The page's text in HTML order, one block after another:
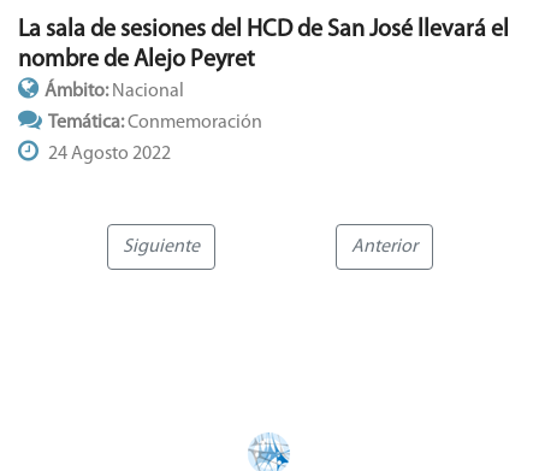
La sala de sesiones del HCD de San José llevará el
nombre de Alejo Peyret
Ámbito: Nacional
Temática:Conmemoración
24 Agosto 2022
Siguiente Anterior